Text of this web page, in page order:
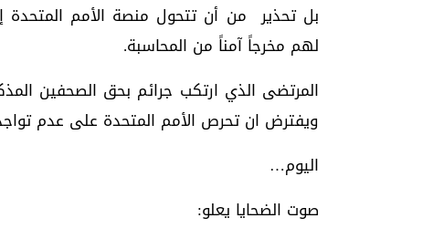
بل تحذير من أن تتحول منصة الأمم
لهم مخرجاً آمناً من المحاسبة.
المرتضى الذي ارتكب جرائم بحق الصحفين
ويفترض ان تحرص الأمم المتحدة على عدم
اليوم…
صوت الضحايا يعلو: